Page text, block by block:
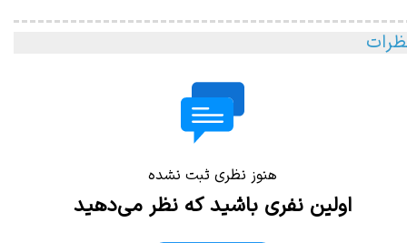
هنوز نظری ثبت نشده
اولین نفری باشید که نظر می‌دهید